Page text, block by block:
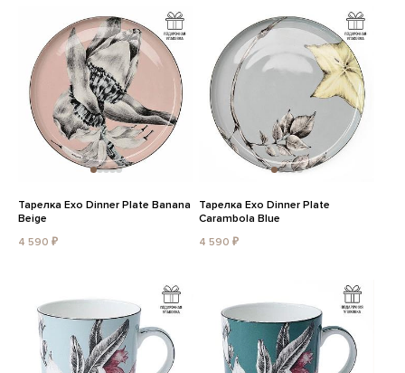
Тарелка Exo Dinner Plate Banana
Beige
4 590 ₽
Тарелка Exo Dinner Plate
Carambola Blue
4 590 ₽